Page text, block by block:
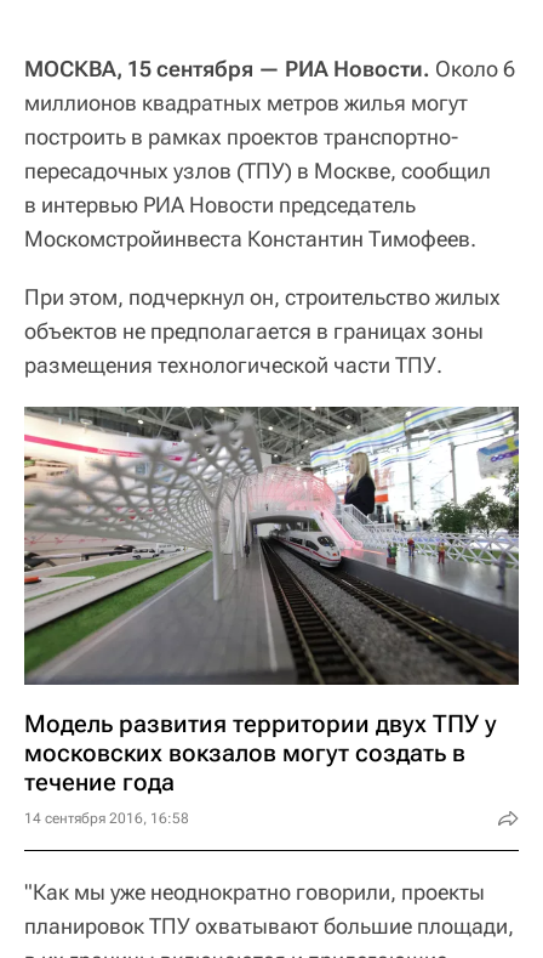
МОСКВА, 15 сентября — РИА Новости. Около 6
миллионов квадратных метров жилья могут
построить в рамках проектов транспортно-
пересадочных узлов (ТПУ) в Москве, сообщил
в интервью РИА Новости председатель
Москомстройинвеста Константин Тимофеев.
При этом, подчеркнул он, строительство жилых
объектов не предполагается в границах зоны
размещения технологической части ТПУ.
Модель развития территории двух ТПУ у
московских вокзалов могут создать в
течение года
14 сентября 2016, 16:58
"Как мы уже неоднократно говорили, проекты
планировок ТПУ охватывают большие площади,